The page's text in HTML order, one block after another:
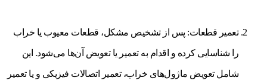
تعمیر قطعات: پس از تشخیص مشکل، قطعات معیوب یا خراب
را شناسایی کرده و اقدام به تعمیر یا تعویض آن‌ها می‌شود. این
شامل تعویض ماژول‌های خراب، تعمیر اتصالات فیزیکی و یا تعمیر